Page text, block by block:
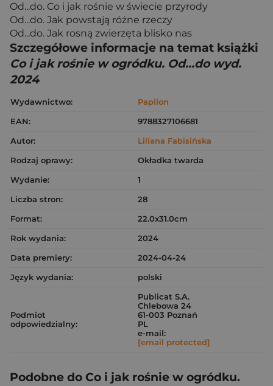
Od...do. Co i jak rośnie w świecie przyrody
Od...do. Jak powstają różne rzeczy
Od...do. Jak rosną zwierzęta blisko nas
Szczegółowe informacje na temat książki
Co i jak rośnie w ogródku. Od...do wyd.
2024
Wydawnictwo:
Papilon
EAN:
9788327106681
Autor:
Liliana Fabisińska
Rodzaj oprawy:
Okładka twarda
Wydanie:
1
Liczba stron:
28
Format:
22.0x31.0cm
Rok wydania:
2024
Data premiery:
2024-04-24
Język wydania:
polski
Podmiot
odpowiedzialny:
Publicat S.A.
Chlebowa 24
61-003 Poznań
PL
e-mail:
[email protected]
Podobne do Co i jak rośnie w ogródku.